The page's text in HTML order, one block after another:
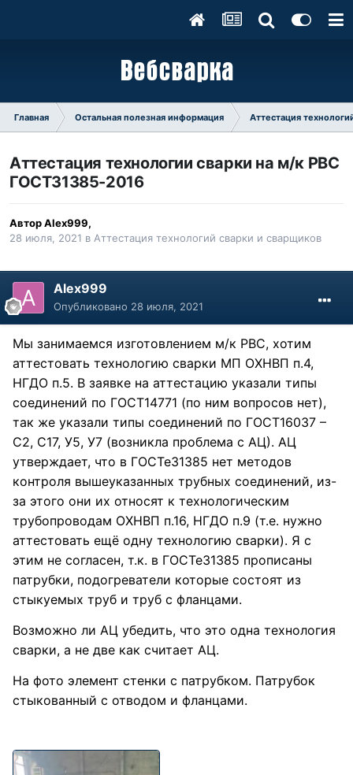
Главная Остальная полезная информация Аттестация
Аттестация технологии сварки на м/к РВС
ГОСТ31385-2016
АвторAlex999,
28 июля, 2021 в Аттестация технологий сварки и сварщиков
Alex999
Опубликовано 28 июля, 2021
Мы занимаемся изготовлением м/к РВС, хотим
аттестовать технологию сварки МП ОХНВП п.4,
НГДО п.5. В заявке на аттестацию указали типы
соединений по ГОСТ14771 (по ним вопросов нет),
так же указали типы соединений по ГОСТ16037 –
С2, С17, У5, У7 (возникла проблема с АЦ). АЦ
утверждает, что в ГОСТе31385 нет методов
контроля вышеуказанных трубных соединений, из-
за этого они их относят к технологическим
трубопроводам ОХНВП п.16, НГДО п.9 (т.е. нужно
аттестовать ещё одну технологию сварки). Я с
этим не согласен, т.к. в ГОСТе31385 прописаны
патрубки, подогреватели которые состоят из
стыкуемых труб и труб с фланцами.
Возможно ли АЦ убедить, что это одна технология
сварки, а не две как считает АЦ.
На фото элемент стенки с патрубком. Патрубок
стыкованный с отводом и фланцами.